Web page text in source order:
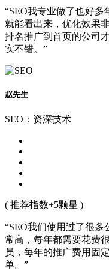
“SEO我专业做了也好
就能看出来，优化效果
排名推广到首页的公司
实不错。”
赵先生
SEO：资深技术
( 推荐指数+5颗星 )
“SEO我们使用过了很
常高，每年都需要花费
员，每年的推广费用固
单。”